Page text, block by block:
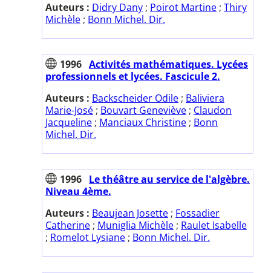
Auteurs : Didry Dany ; Poirot Martine ; Thiry
Michèle ; Bonn Michel. Dir.
1996 Activités mathématiques. Lycées
professionnels et lycées. Fascicule 2.
Auteurs : Backscheider Odile ; Baliviera
Marie-José ; Bouvart Geneviève ; Claudon
Jacqueline ; Manciaux Christine ; Bonn
Michel. Dir.
1996 Le théâtre au service de l'algèbre.
Niveau 4ème.
Auteurs : Beaujean Josette ; Fossadier
Catherine ; Muniglia Michèle ; Raulet Isabelle
; Romelot Lysiane ; Bonn Michel. Dir.